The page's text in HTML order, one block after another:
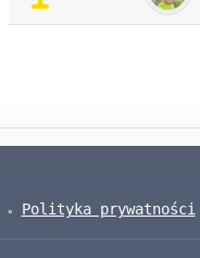
Polityka prywatności